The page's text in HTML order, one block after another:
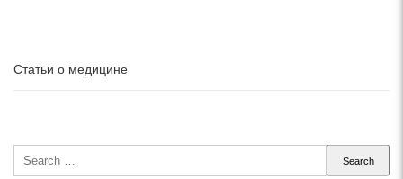
Статьи о медицине
for: